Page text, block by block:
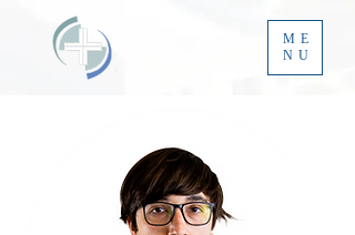
ME
NU